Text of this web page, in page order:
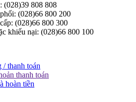
(028)39 808 808
(028)66 800 200
(028)66 800 300
khiếu nại: (028)66 800 100
/ thanh toán
thanh toán
hoàn tiền